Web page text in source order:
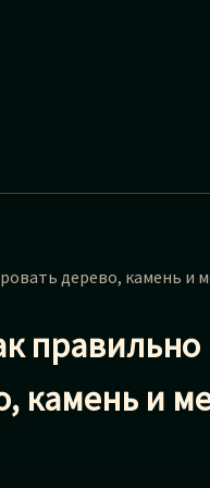
дерево, камень и
правильно
камень и